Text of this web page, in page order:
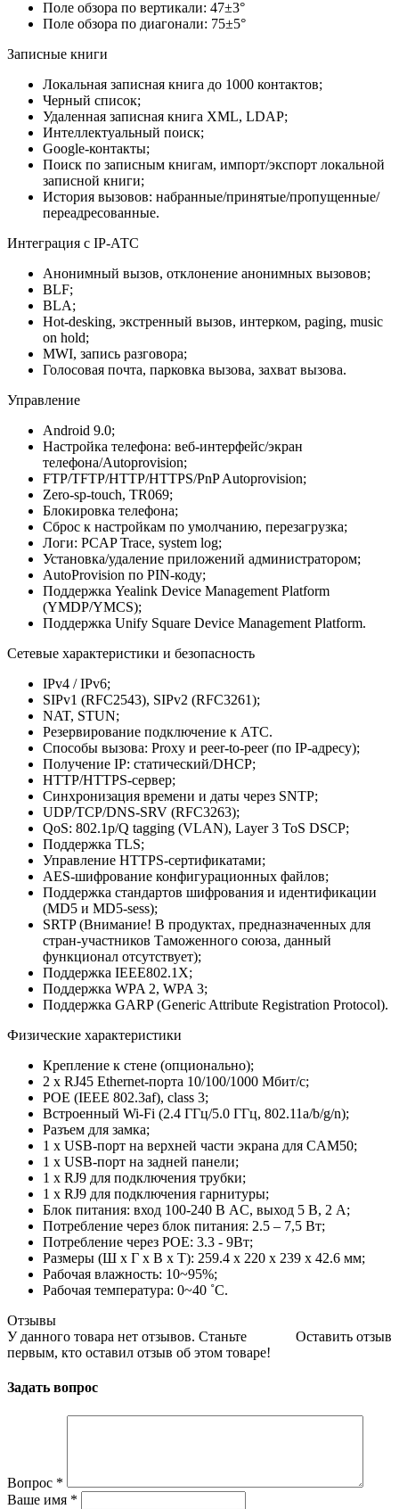
Поле обзора по вертикали: 47±3°
Поле обзора по диагонали: 75±5°
Записные книги
Локальная записная книга до 1000 контактов;
Черный список;
Удаленная записная книга XML, LDAP;
Интеллектуальный поиск;
Google-контакты;
Поиск по записным книгам, импорт/экспорт локальной
записной книги;
История вызовов: набранные/принятые/пропущенные/
переадресованные.
Интеграция с IP-АТС
Анонимный вызов, отклонение анонимных вызовов;
BLF;
BLA;
Hot-desking, экстренный вызов, интерком, paging, music
on hold;
MWI, запись разговора;
Голосовая почта, парковка вызова, захват вызова.
Управление
Android 9.0;
Настройка телефона: веб-интерфейс/экран
телефона/Autoprovision;
FTP/TFTP/HTTP/HTTPS/PnP Autoprovision;
Zero-sp-touch, TR069;
Блокировка телефона;
Сброс к настройкам по умолчанию, перезагрузка;
Логи: PCAP Trace, system log;
Установка/удаление приложений администратором;
AutoProvision по PIN-коду;
Поддержка Yealink Device Management Platform
(YMDP/YMCS);
Поддержка Unify Square Device Management Platform.
Сетевые характеристики и безопасность
IPv4 / IPv6;
SIPv1 (RFC2543), SIPv2 (RFC3261);
NAT, STUN;
Резервирование подключение к АТС.
Способы вызова: Proxy и peer-to-peer (по IP-адресу);
Получение IP: статический/DHCP;
HTTP/HTTPS-сервер;
Синхронизация времени и даты через SNTP;
UDP/TCP/DNS-SRV (RFC3263);
QoS: 802.1p/Q tagging (VLAN), Layer 3 ToS DSCP;
Поддержка TLS;
Управление HTTPS-сертификатами;
AES-шифрование конфигурационных файлов;
Поддержка стандартов шифрования и идентификации
(MD5 и MD5-sess);
SRTP (Внимание! В продуктах, предназначенных для
стран-участников Таможенного союза, данный
функционал отсутствует);
Поддержка IEEE802.1X;
Поддержка WPA 2, WPA 3;
Поддержка GARP (Generic Attribute Registration Protocol).
Физические характеристики
Крепление к стене (опционально);
2 х RJ45 Ethernet-порта 10/100/1000 Мбит/с;
POE (IEEE 802.3af), class 3;
Встроенный Wi-Fi (2.4 ГГц/5.0 ГГц, 802.11a/b/g/n);
Разъем для замка;
1 x USB-порт на верхней части экрана для CAM50;
1 x USB-порт на задней панели;
1 х RJ9 для подключения трубки;
1 х RJ9 для подключения гарнитуры;
Блок питания: вход 100-240 В AC, выход 5 В, 2 А;
Потребление через блок питания: 2.5 – 7,5 Вт;
Потребление через POE: 3.3 - 9Вт;
Размеры (Ш x Г x В x Т): 259.4 x 220 x 239 x 42.6 мм;
Рабочая влажность: 10~95%;
Рабочая температура: 0~40 ˚C.
Отзывы
Оставить отзыв
У данного товара нет отзывов. Станьте
первым, кто оставил отзыв об этом товаре!
Задать вопрос
Вопрос *
Ваше имя *